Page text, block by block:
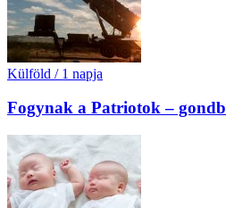
Külföld / 1 napja
Fogynak a Patriotok –